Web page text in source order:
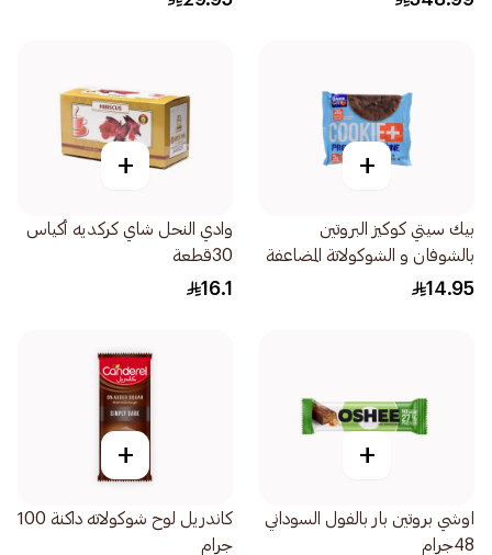
+
بيك سيتي كوكيز البروتين
بالشوفان و الشوكولاتة المضاعفة
113جرام
14.95
+
وادي النحل شاي كركديه أكياس
30قطعة
16.1
+
اوشي بروتين بار بالفول السوداني
48جرام
+
كاندريل لوح شوكولاته داكنة 100
جرام